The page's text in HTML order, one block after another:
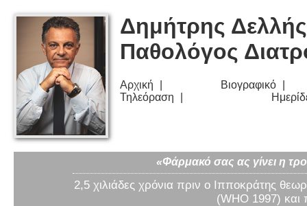
Δημήτρης
Παθολόγος
Αρχική
Βιογραφικό
Τηλεόραση
«Φάρμακό σας ας γίνει η
2,5 χιλιάδες χρόνια πριν ο Ιπποκράτης
(WHO 1997) και